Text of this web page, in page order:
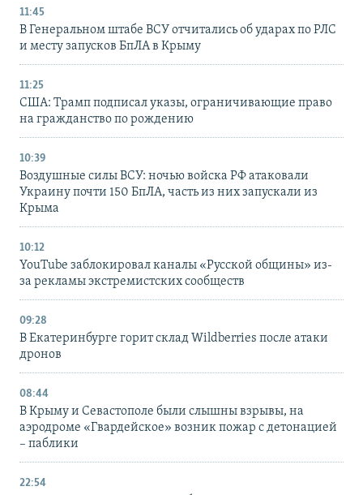
11:45
В Генеральном штабе ВСУ отчитались об ударах по РЛС
и месту запусков БпЛА в Крыму
11:25
США: Трамп подписал указы, ограничивающие право
на гражданство по рождению
10:39
Воздушные силы ВСУ: ночью войска РФ атаковали
Украину почти 150 БпЛА, часть из них запускали из
Крыма
10:12
YouTube заблокировал каналы «Русской общины» из-
за рекламы экстремистских сообществ
09:28
В Екатеринбурге горит склад Wildberries после атаки
дронов
08:44
В Крыму и Севастополе были слышны взрывы, на
аэродроме «Гвардейское» возник пожар с детонацией
– паблики
22:54